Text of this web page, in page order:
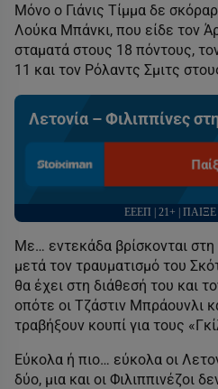
Μόνο ο Γιάνις Τίμμα δε
Λούκα Μπάνκι, που είδε τον
σταματά στους 18 πόντους,
11 και τον Ρόλαντς Σμιτς
Λετονία – Φιλιππίνες
ΕΕΕΠ | 21+ |
Με… εντεκάδα βρίσκονται στη
μετά τον τραυματισμό του
θα έχει στη διάθεσή του και
οπότε οι Τζάστιν Μπράουνλι
τραβήξουν κουπί για τους
Εύκολα ή πιο… εύκολα οι
δύο, μια και οι Φιλιππινέζοι